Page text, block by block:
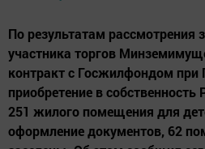
По результатам рассмотрения
участника торгов
контракт с Госжилфондом при
приобретение в собственность
251 жилого помещения для
оформление документов, 62